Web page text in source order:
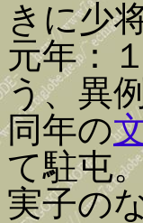
きに少
元年：
う、異
同年の
て駐屯
実子の